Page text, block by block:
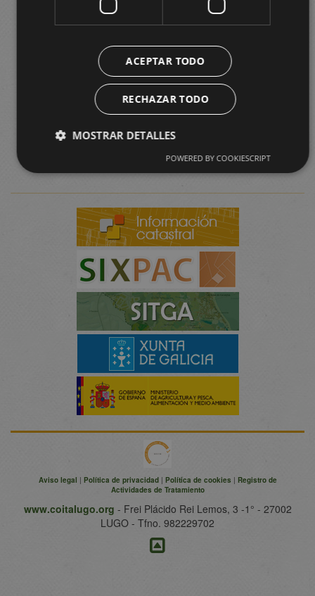
Aviso legal | Política de privacidad| Política de cookies | Registro de
Actividades de Tratamiento
www.coitalugo.org - Frei Plácido Rei Lemos, 3 -1° - 27002
LUGO - Tfno. 982229702
ACEPTAR TODO
RECHAZAR TODO
MOSTRAR DETALLES
POWERED BY COOKIESCRIPT